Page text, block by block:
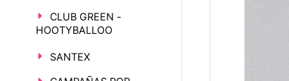
CLUB GREEN -
HOOTYBALLOO
SANTEX